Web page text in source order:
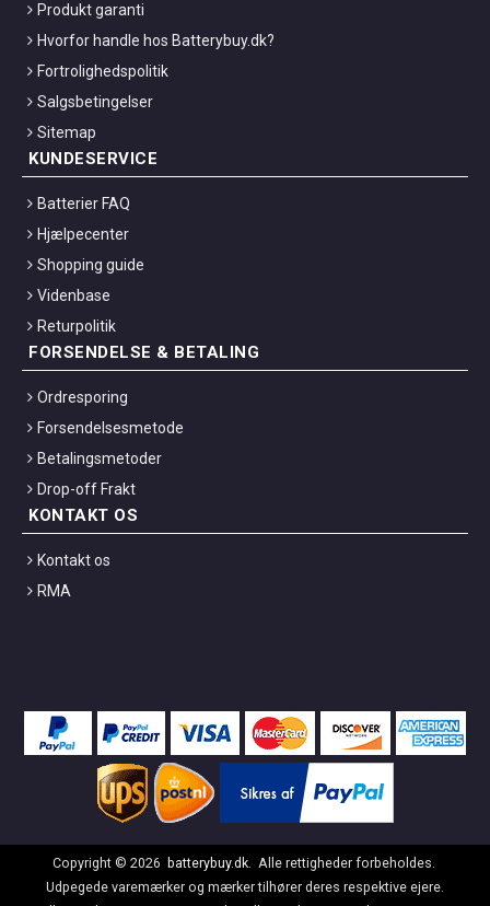
Produkt garanti
Hvorfor handle hos Batterybuy.dk?
Fortrolighedspolitik
Salgsbetingelser
Sitemap
KUNDESERVICE
Batterier FAQ
Hjælpecenter
Shopping guide
Videnbase
Returpolitik
FORSENDELSE & BETALING
Ordresporing
Forsendelsesmetode
Betalingsmetoder
Drop-off Frakt
KONTAKT OS
Kontakt os
RMA
Copyright © 2026 batterybuy.dk. Alle rettigheder forbeholdes.
Udpegede varemærker og mærker tilhører deres respektive ejere.